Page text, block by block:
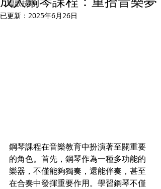
唱歌技巧
已更新： 2025年6月26日
鋼琴課程在音樂教育中扮演著至關重要
的角色。首先，鋼琴作為一種多功能的
樂器，不僅能夠獨奏，還能伴奏，甚至
在合奏中發揮重要作用。學習鋼琴不僅